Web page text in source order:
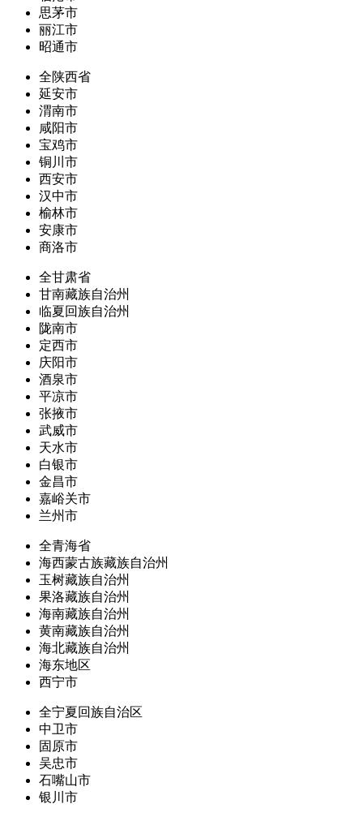
思茅市
丽江市
昭通市
全陕西省
延安市
渭南市
咸阳市
宝鸡市
铜川市
西安市
汉中市
榆林市
安康市
商洛市
全甘肃省
甘南藏族自治州
临夏回族自治州
陇南市
定西市
庆阳市
酒泉市
平凉市
张掖市
武威市
天水市
白银市
金昌市
嘉峪关市
兰州市
全青海省
海西蒙古族藏族自治州
玉树藏族自治州
果洛藏族自治州
海南藏族自治州
黄南藏族自治州
海北藏族自治州
海东地区
西宁市
全宁夏回族自治区
中卫市
固原市
吴忠市
石嘴山市
银川市